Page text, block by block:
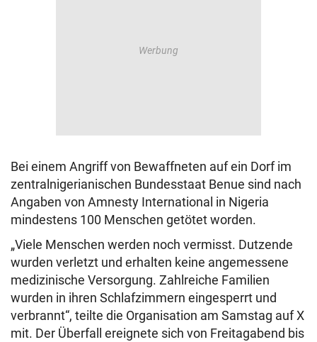
Bei einem Angriff von Bewaffneten auf ein Dorf im
zentralnigerianischen Bundesstaat Benue sind nach
Angaben von Amnesty International in Nigeria
mindestens 100 Menschen getötet worden.
„Viele Menschen werden noch vermisst. Dutzende
wurden verletzt und erhalten keine angemessene
medizinische Versorgung. Zahlreiche Familien
wurden in ihren Schlafzimmern eingesperrt und
verbrannt“, teilte die Organisation am Samstag auf X
mit. Der Überfall ereignete sich von Freitagabend bis